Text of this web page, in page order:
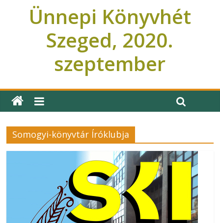
Ünnepi Könyvhét
Szeged, 2020.
szeptember
Somogyi-könyvtár Íróklubja